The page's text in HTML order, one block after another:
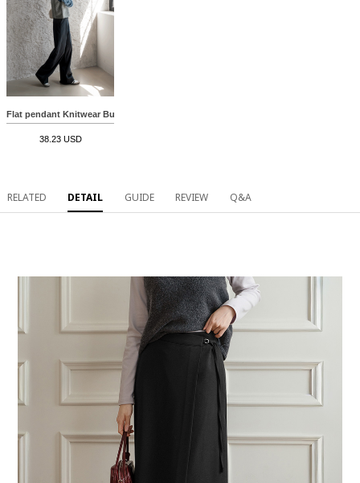
Flat pendant Knitwear Bustier
38.23 USD
RELATED DETAIL GUIDE REVIEW Q&A